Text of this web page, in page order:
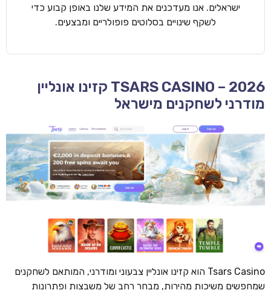
ישראלים. אנו מעדכנים את המידע שלנו באופן קבוע כדי
לשקף שינויים בסלוטים פופולריים ומבצעים.
TSARS CASINO – 2026 קזינו אונליין
מודרני לשחקנים מישראל
Tsars Casino הוא קזינו אונליין צבעוני ומודרני, המותאם לשחקנים
שמחפשים משיכות מהירות, מבחר רחב של משבצות ופתרונות